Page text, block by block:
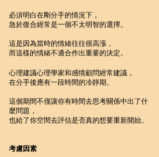
必須明白在剛分手的情況下，
急於復合經常是一個不太明智的選擇。
這是因為當時的情緒往往很高漲，
而這樣的情緒不適合作出重要的決定。
心理建議心理學家和感情顧問經常建議，
在分手後應有一段時間的冷靜期。
這個期間不僅讓你有時間去思考關係中出了什
麼問題，
也給了你空間去評估是否真的想要重新開始。
考慮因素